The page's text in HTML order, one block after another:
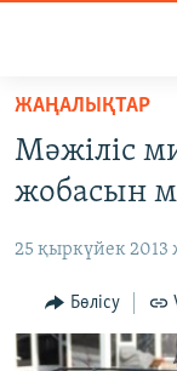
Skip
main
content
to
Navigation
Skip
САЯСАТ
ҚАҢТАР
АДАМ
ӘЛЕУМЕТ
ЖАҢАЛЫҚТАР
Мәжіліс
жобасын
25 қыркүйек 2013
Бөлісу